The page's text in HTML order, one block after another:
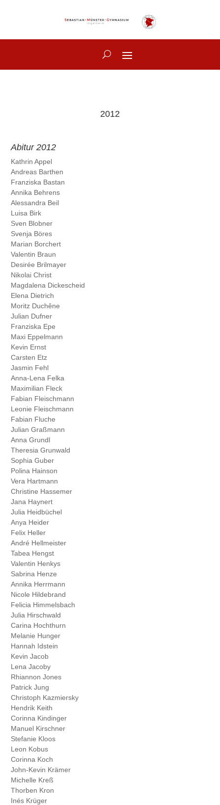
2012
Abitur 2012
Kathrin Appel
Andreas Barthen
Franziska Bastan
Annika Behrens
Alessandra Beil
Luisa Birk
Sven Blobner
Svenja Böres
Marian Borchert
Valentin Braun
Desirée Brilmayer
Nikolai Christ
Magdalena Dickescheid
Elena Dietrich
Moritz Duchêne
Julian Dufner
Franziska Epe
Maxi Eppelmann
Kevin Ernst
Carsten Etz
Jasmin Fehl
Anna-Lena Felka
Maximilian Fleck
Fabian Fleischmann
Leonie Fleischmann
Fabian Fluche
Julian Graßmann
Anna Grundl
Theresia Grunwald
Sophia Guber
Polina Hainson
Vera Hartmann
Christine Hassemer
Jana Haynert
Julia Heidbüchel
Anya Heider
Felix Heller
André Hellmeister
Tabea Hengst
Valentin Henkys
Sabrina Henze
Annika Herrmann
Nicole Hildebrand
Felicia Himmelsbach
Julia Hirschwald
Carina Hochthurn
Melanie Hunger
Hannah Idstein
Kevin Jacob
Lena Jacoby
Rhiannon Jones
Patrick Jung
Christoph Kazmiersky
Hendrik Keith
Corinna Kindinger
Manuel Kirschner
Stefanie Kloos
Leon Kobus
Corinna Koch
John-Kevin Krämer
Michelle Kreß
Thorben Kron
Inés Krüger